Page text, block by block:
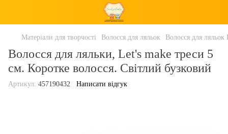
Матеріали для творчості Волосся для ляльок Волосся для ляльок
Волосся для ляльки, Let's make треси 5
см. Коротке волосся. Світлий бузковий
Артикул: 457190432 Написати відгук